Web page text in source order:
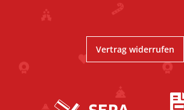
Vertrag widerrufen